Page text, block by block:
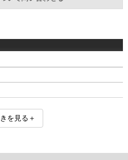
/着丈
を見る＋